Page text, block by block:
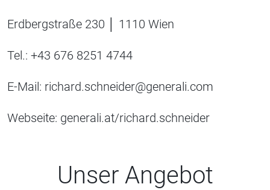
Erdbergstraße 230 │ 1110 Wien
Tel.: +43 676 8251 4744
E-Mail: richard.schneider@generali.com
Webseite: generali.at/richard.schneider
Unser Angebot